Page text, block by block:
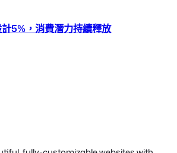
5%，消費潛力持續釋放